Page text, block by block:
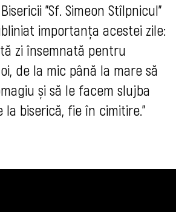
"Sf. Simeon Stîlpnicul"
importanța acestei zile:
zi însemnată pentru
de la mic până la mare să
și să le facem slujba
la biserică, fie în cimitire."